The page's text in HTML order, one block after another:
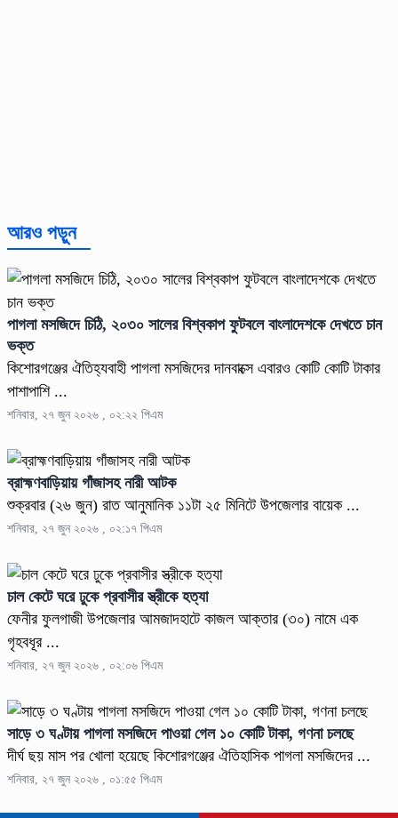
আরও পড়ুন
পাগলা মসজিদে চিঠি, ২০৩০ সালের বিশ্বকাপ ফুটবলে বাংলাদেশকে দেখতে চান
ভক্ত
কিশোরগঞ্জের ঐতিহ্যবাহী পাগলা মসজিদের দানবাক্সে এবারও কোটি কোটি টাকার
পাশাপাশি ...
শনিবার, ২৭ জুন ২০২৬ , ০২:২২ পিএম
ব্রাহ্মণবাড়িয়ায় গাঁজাসহ নারী আটক
শুক্রবার (২৬ জুন) রাত আনুমানিক ১১টা ২৫ মিনিটে উপজেলার বায়েক ...
শনিবার, ২৭ জুন ২০২৬ , ০২:১৭ পিএম
চাল কেটে ঘরে ঢুকে প্রবাসীর স্ত্রীকে হত্যা
ফেনীর ফুলগাজী উপজেলার আমজাদহাটে কাজল আক্তার (৩০) নামে এক
গৃহবধূর ...
শনিবার, ২৭ জুন ২০২৬ , ০২:০৬ পিএম
সাড়ে ৩ ঘণ্টায় পাগলা মসজিদে পাওয়া গেল ১০ কোটি টাকা, গণনা চলছে
দীর্ঘ ছয় মাস পর খোলা হয়েছে কিশোরগঞ্জের ঐতিহাসিক পাগলা মসজিদের ...
শনিবার, ২৭ জুন ২০২৬ , ০১:৫৫ পিএম